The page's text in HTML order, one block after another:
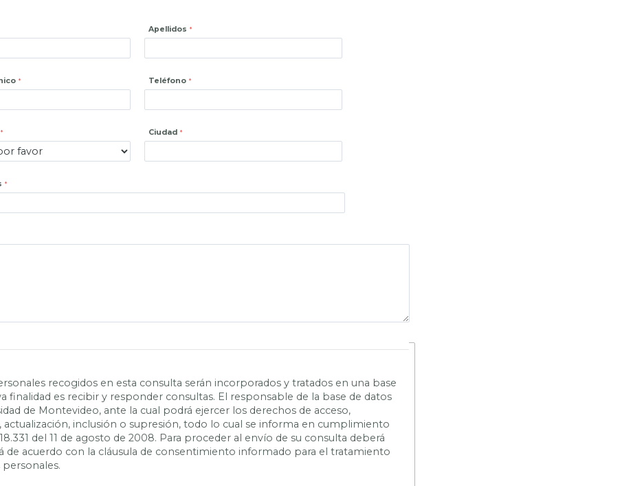
Apellidos
Teléfono
Ciudad
recogidos en esta consulta serán incorporados y tratados en una base
finalidad es recibir y responder consultas. El responsable de la base de datos
de Montevideo, ante la cual podrá ejercer los derechos de acceso,
actualización, inclusión o supresión, todo lo cual se informa en cumplimiento
del 11 de agosto de 2008. Para proceder al envío de su consulta deberá
de acuerdo con la cláusula de consentimiento informado para el tratamiento
personales.